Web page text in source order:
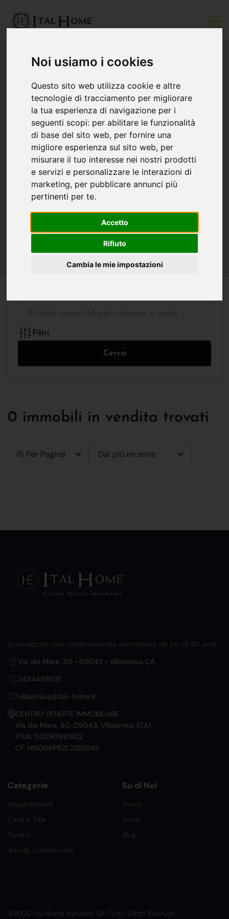
Noi usiamo i cookies
Questo sito web utilizza cookie e altre
tecnologie di tracciamento per migliorare
la tua esperienza di navigazione per i
seguenti scopi: per abilitare le funzionalità
di base del sito web, per fornire una
migliore esperienza sul sito web, per
misurare il tuo interesse nei nostri prodotti
e servizi e personalizzare le interazioni di
marketing, per pubblicare annunci più
pertinenti per te.
Accetto
Rifiuto
Cambia le mie impostazioni
Filtri
Cerca
0 immobili in vendita trovati
15 Per Pagina Dal più recente
Specializzati nella compravendita immobiliare da più di 40 anni.
Via del Mare, 50 • 09043 • Villasimius CA
3484486531
villasimius@ital-home.it
CENTRO VENDITE IMMOBILIARE
Via del Mare, 50, 09043, Villasimius (CA)
P.IVA: 03090910922
CF: NNOGPP82L22B354S
Categorie
Appartamenti
Case e Ville
Terreni
Attività Commerciali
Su di Noi
Servizi
Storia
Blog
©2026 Ital Home Network Srl. Tutti i Diritti Riservati.